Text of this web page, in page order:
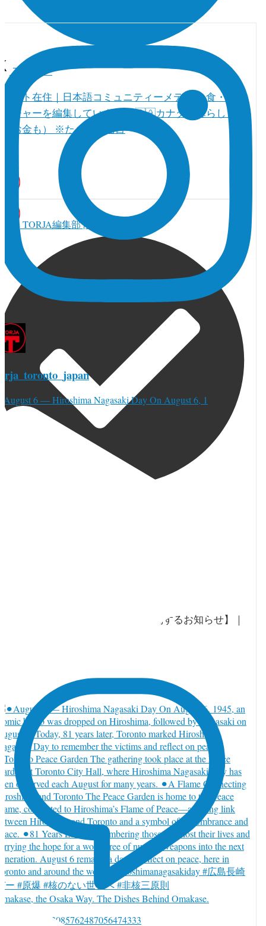
フォロー
ント在住｜日本語コミュニティーメディア 食・人・
チャーを編集しています。 🇨🇦カナダの暮らし（教
とお金も） ※たまに真面目
TORJA編集部 | カナダ本部
後のオフィス移転・施設運営に関するお知らせ】｜
で返信 2085762487056474333
6 — Hiroshima Nagasaki Day On August 6, 1
the Osaka Way. The Dishes Behind Omakase.